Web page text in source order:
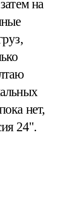
на
нет,
24".